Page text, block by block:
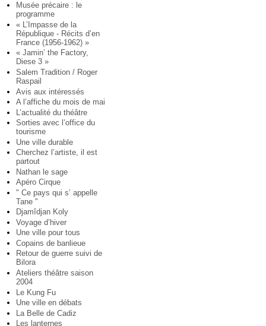
Musée précaire : le
programme
« L’Impasse de la
République - Récits d’en
France (1956-1962) »
« Jamin’ the Factory,
Diese 3 »
Salem Tradition / Roger
Raspail
Avis aux intéressés
A l’affiche du mois de mai
L’actualité du théâtre
Sorties avec l’office du
tourisme
Une ville durable
Cherchez l’artiste, il est
partout
Nathan le sage
Apéro Cirque
" Ce pays qui s’ appelle
Tane "
Djamîdjan Koly
Voyage d’hiver
Une ville pour tous
Copains de banlieue
Retour de guerre suivi de
Bilora
Ateliers théâtre saison
2004
Le Kung Fu
Une ville en débats
La Belle de Cadiz
Les lanternes